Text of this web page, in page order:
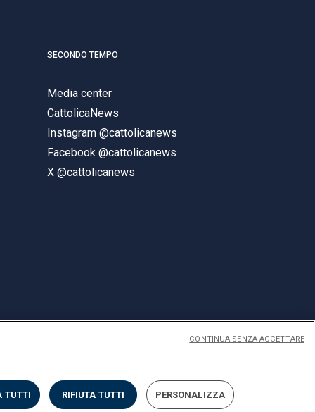
SECONDO TEMPO
Media center
CattolicaNews
Instagram @cattolicanews
Facebook @cattolicanews
X @cattolicanews
TUTTI RIFIUTA TUTTI PERSONALIZZA
CONTINUA SENZA ACCETTARE